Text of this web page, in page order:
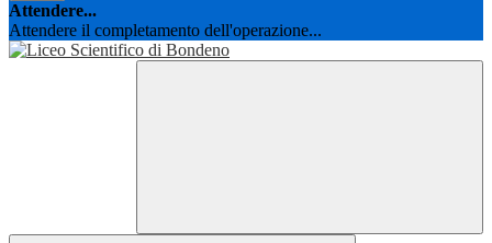
Attendere...
Attendere il completamento dell'operazione...